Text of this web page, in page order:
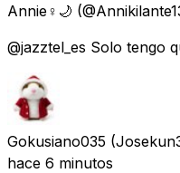
Annie♀️🌙
@jazztel_es Solo tengo
Gokusiano035
hace 6 minutos